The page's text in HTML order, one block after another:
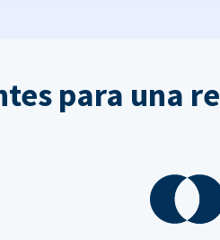
para una